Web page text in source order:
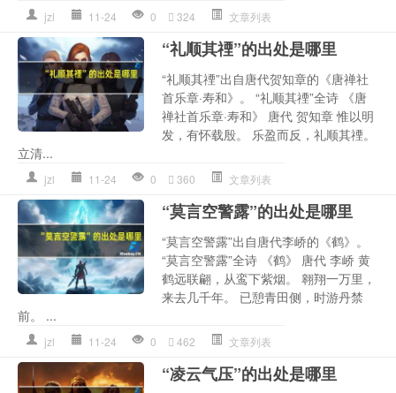
jzl 11-24 0 324 文章列表
“礼顺其禋”的出处是哪里
“礼顺其禋”出自唐代贺知章的《唐禅社
首乐章·寿和》。 “礼顺其禋”全诗 《唐
禅社首乐章·寿和》 唐代 贺知章 惟以明
发，有怀载殷。 乐盈而反，礼顺其禋。
立清...
jzl 11-24 0 360 文章列表
“莫言空警露”的出处是哪里
“莫言空警露”出自唐代李峤的《鹤》。
“莫言空警露”全诗 《鹤》 唐代 李峤 黄
鹤远联翩，从鸾下紫烟。 翱翔一万里，
来去几千年。 已憩青田侧，时游丹禁
前。 ...
jzl 11-24 0 462 文章列表
“凌云气压”的出处是哪里